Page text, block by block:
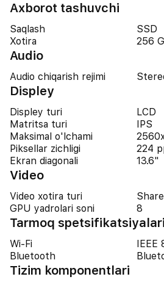
Axborot tashuvchi
Saqlash
SSD
Xotira
256
Audio
Audio chiqarish rejimi
Displey
Displey turi
LCD
Matritsa turi
IPS
Maksimal o'lchami
Piksellar zichligi
224
Ekran diagonali
13.6"
Video
Video xotira turi
GPU yadrolari soni
8
Tarmoq spetsifikatsiyalari
Wi-Fi
IEEE
Bluetooth
Tizim komponentlari